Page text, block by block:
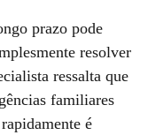
prazo pode
resolver
ressalta que
familiares
é